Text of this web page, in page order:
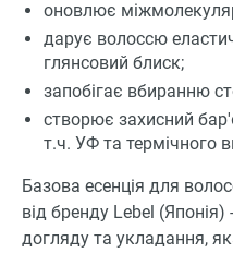
оновлює
дарує волоссю
глянсовий блиск;
запобігає вбиранню
створює захисний
т.ч. УФ та термічного
Базова есенція для
від бренду Lebel
догляду та укладання,